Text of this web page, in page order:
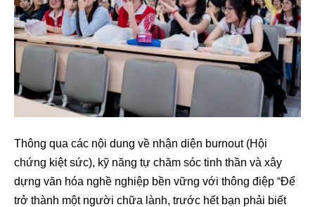
Thông qua các nội dung về nhận diện burnout (Hội
chứng kiệt sức), kỹ năng tự chăm sóc tinh thần và xây
dựng văn hóa nghề nghiệp bền vững với thông điệp “Để
trở thành một người chữa lành, trước hết bạn phải biết